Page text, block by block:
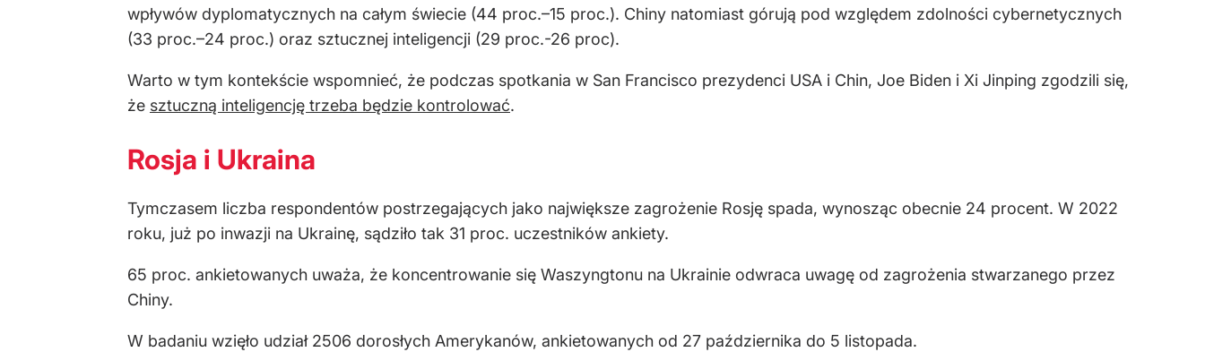
wpływów dyplomatycznych na całym świecie (44 proc.–15 proc.). Chiny natomiast górują pod względem zdolności cybernetycznych
(33 proc.–24 proc.) oraz sztucznej inteligencji (29 proc.-26 proc).
Warto w tym kontekście wspomnieć, że podczas spotkania w San Francisco prezydenci USA i Chin, Joe Biden i Xi Jinping zgodzili się,
że sztuczną inteligencję trzeba będzie kontrolować.
Rosja i Ukraina
Tymczasem liczba respondentów postrzegających jako największe zagrożenie Rosję spada, wynosząc obecnie 24 procent. W 2022
roku, już po inwazji na Ukrainę, sądziło tak 31 proc. uczestników ankiety.
65 proc. ankietowanych uważa, że koncentrowanie się Waszyngtonu na Ukrainie odwraca uwagę od zagrożenia stwarzanego przez
Chiny.
W badaniu wzięło udział 2506 dorosłych Amerykanów, ankietowanych od 27 października do 5 listopada.